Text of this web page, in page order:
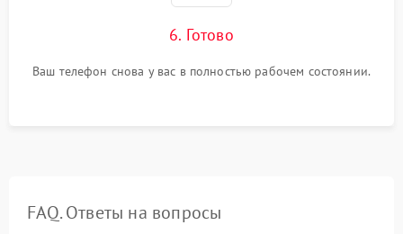
6. Готово
Ваш телефон снова у вас в полностью рабочем состоянии.
FAQ. Ответы на вопросы